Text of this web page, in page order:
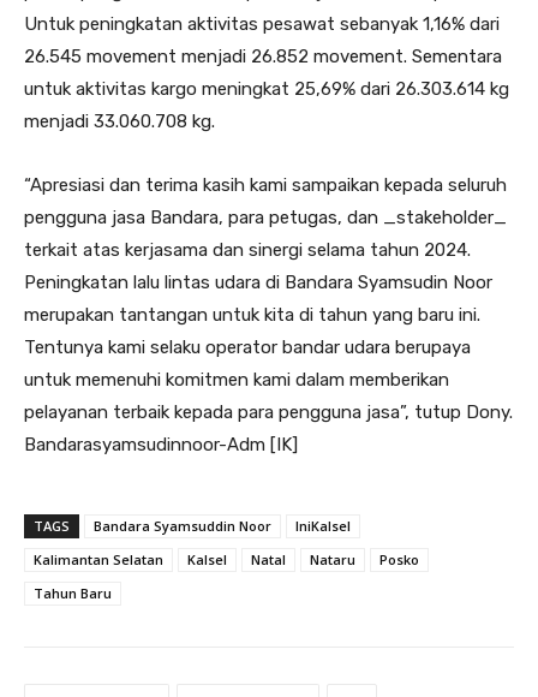
Untuk peningkatan aktivitas pesawat sebanyak 1,16% dari
26.545 movement menjadi 26.852 movement. Sementara
untuk aktivitas kargo meningkat 25,69% dari 26.303.614 kg
menjadi 33.060.708 kg.
“Apresiasi dan terima kasih kami sampaikan kepada seluruh
pengguna jasa Bandara, para petugas, dan _stakeholder_
terkait atas kerjasama dan sinergi selama tahun 2024.
Peningkatan lalu lintas udara di Bandara Syamsudin Noor
merupakan tantangan untuk kita di tahun yang baru ini.
Tentunya kami selaku operator bandar udara berupaya
untuk memenuhi komitmen kami dalam memberikan
pelayanan terbaik kepada para pengguna jasa”, tutup Dony.
Bandarasyamsudinnoor-Adm [IK]
TAGS Bandara Syamsuddin Noor
IniKalsel
Kalimantan Selatan
Kalsel Natal Nataru
Posko
Tahun Baru